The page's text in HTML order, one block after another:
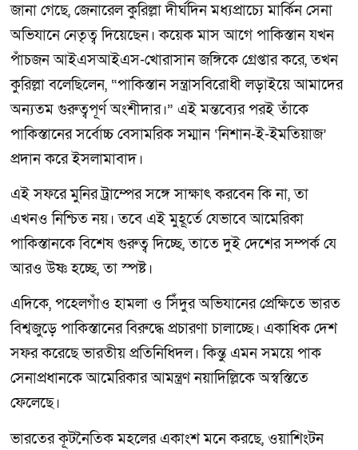
জানা গেছে, জেনারেল কুরিল্লা দীর্ঘদিন মধ্যপ্রাচ্যে মার্কিন সেনা
অভিযানে নেতৃত্ব দিয়েছেন। কয়েক মাস আগে পাকিস্তান যখন
পাঁচজন আইএসআইএস-খোরাসান জঙ্গিকে গ্রেপ্তার করে, তখন
কুরিল্লা বলেছিলেন, “পাকিস্তান সন্ত্রাসবিরোধী লড়াইয়ে আমাদের
অন্যতম গুরুত্বপূর্ণ অংশীদার।” এই মন্তব্যের পরই তাঁকে
পাকিস্তানের সর্বোচ্চ বেসামরিক সম্মান ‘নিশান-ই-ইমতিয়াজ’
প্রদান করে ইসলামাবাদ।
এই সফরে মুনির ট্রাম্পের সঙ্গে সাক্ষাৎ করবেন কি না, তা
এখনও নিশ্চিত নয়। তবে এই মুহূর্তে যেভাবে আমেরিকা
পাকিস্তানকে বিশেষ গুরুত্ব দিচ্ছে, তাতে দুই দেশের সম্পর্ক যে
আরও উষ্ণ হচ্ছে, তা স্পষ্ট।
এদিকে, পহেলগাঁও হামলা ও সিঁদুর অভিযানের প্রেক্ষিতে ভারত
বিশ্বজুড়ে পাকিস্তানের বিরুদ্ধে প্রচারণা চালাচ্ছে। একাধিক দেশ
সফর করেছে ভারতীয় প্রতিনিধিদল। কিন্তু এমন সময়ে পাক
সেনাপ্রধানকে আমেরিকার আমন্ত্রণ নয়াদিল্লিকে অস্বস্তিতে
ফেলেছে।
ভারতের কূটনৈতিক মহলের একাংশ মনে করছে, ওয়াশিংটন